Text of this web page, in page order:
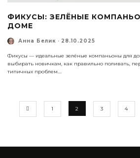
ФИКУСЫ: ЗЕЛЁНЫЕ
ДОМЕ
Анна Белик · 28.10.2025
Фикусы — идеальные зелёные компаньоны для
выбирать новичкам, как правильно поливать,
типичных проблем....
1 2 3 4